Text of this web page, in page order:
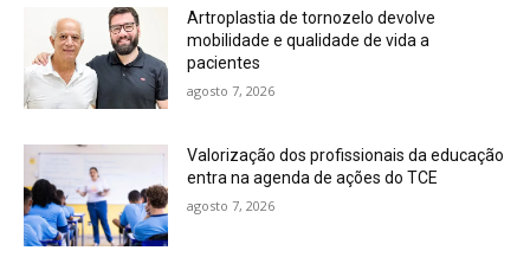
Artroplastia de tornozelo devolve
mobilidade e qualidade de vida a
pacientes
agosto 7, 2026
Valorização dos profissionais da educação
entra na agenda de ações do TCE
agosto 7, 2026